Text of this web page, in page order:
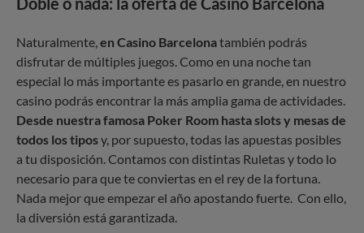
Naturalmente, en Casino Barcelonatambién podrás
disfrutar de múltiples juegos. Como en una noche tan
especial lo más importante es pasarlo en grande, en nuestro
casino podrás encontrar la más amplia gama de actividades.
Desde nuestra famosa Poker Room hasta slots y mesas de
todos los tiposy, por supuesto, todas las apuestas posibles
a tu disposición. Contamos con distintas Ruletas y todo lo
necesario para que te conviertas en el rey de la fortuna.
Nada mejor que empezar el año apostando fuerte. Con ello,
la diversión está garantizada.